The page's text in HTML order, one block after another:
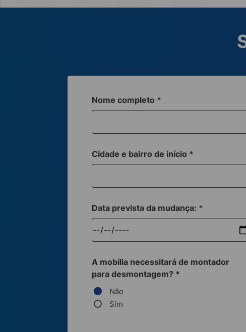
Nome completo *
Cidade e bairro de início *
Data prevista da mudança: *
A mobília necessitará de montador
para desmontagem? *
Não
Sim